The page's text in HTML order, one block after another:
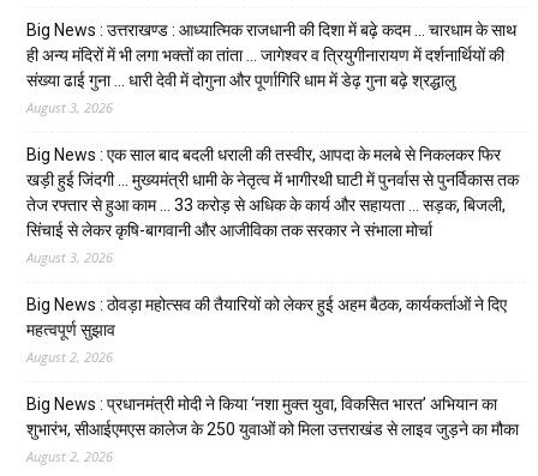
Big News : उत्तराखण्ड : आध्यात्मिक राजधानी की दिशा में बढ़े कदम … चारधाम के साथ
ही अन्य मंदिरों में भी लगा भक्तों का तांता … जागेश्वर व त्रियुगीनारायण में दर्शनार्थियों की
संख्या ढाई गुना … धारी देवी में दोगुना और पूर्णागिरि धाम में डेढ़ गुना बढ़े श्रद्धालु
August 3, 2026
Big News : एक साल बाद बदली धराली की तस्वीर, आपदा के मलबे से निकलकर फिर
खड़ी हुई जिंदगी … मुख्यमंत्री धामी के नेतृत्व में भागीरथी घाटी में पुनर्वास से पुनर्विकास तक
तेज रफ्तार से हुआ काम … ₹33 करोड़ से अधिक के कार्य और सहायता … सड़क, बिजली,
सिंचाई से लेकर कृषि-बागवानी और आजीविका तक सरकार ने संभाला मोर्चा
August 3, 2026
Big News : ठोवड़ा महोत्सव की तैयारियों को लेकर हुई अहम बैठक, कार्यकर्ताओं ने दिए
महत्वपूर्ण सुझाव
August 2, 2026
Big News : प्रधानमंत्री मोदी ने किया ‘नशा मुक्त युवा, विकसित भारत’ अभियान का
शुभारंभ, सीआईएमएस कालेज के 250 युवाओं को मिला उत्तराखंड से लाइव जुड़ने का मौका
August 2, 2026